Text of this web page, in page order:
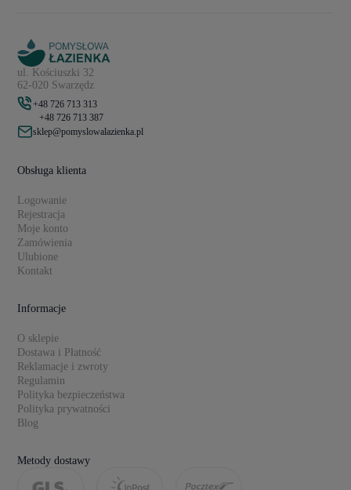
ul. Kościuszki 32
62-020 Swarzędz
+48 726 713 313
+48 726 713 387
sklep@pomyslowalazienka.pl
Obsługa klienta
Logowanie
Rejestracja
Moje konto
Zamówienia
Ulubione
Kontakt
Informacje
O sklepie
Dostawa i Płatność
Reklamacje i zwroty
Regulamin
Polityka bezpieczeństwa
Polityka prywatności
Blog
Metody dostawy